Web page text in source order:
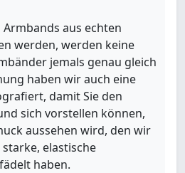
Armbands aus echten
werden, werden keine
jemals genau gleich
haben wir auch eine
damit Sie den
sich vorstellen können,
aussehen wird, den wir
elastische
haben.